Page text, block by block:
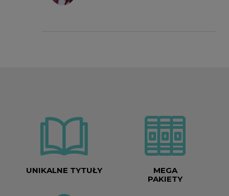
UNIKALNE TYTUŁY
MEGA
PAKIETY